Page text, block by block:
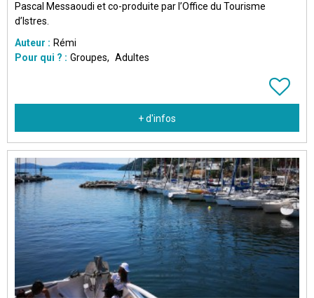
Pascal Messaoudi et co-produite par l’Office du Tourisme
d’Istres.
Auteur : Rémi
Pour qui ? : Groupes Adultes
+ d'infos